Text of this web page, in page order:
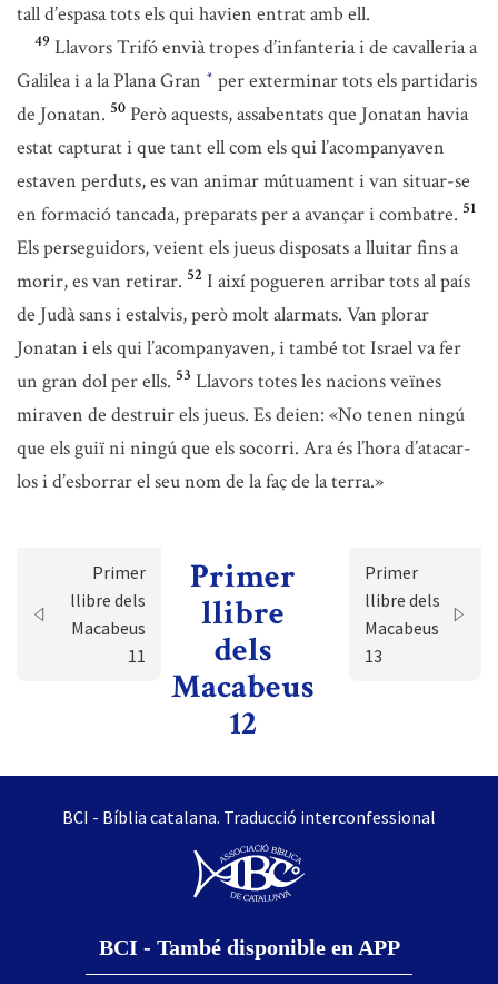
tall d’espasa tots els qui havien entrat amb ell.
49 Llavors Trifó envià tropes d’infanteria i de cavalleria a
Galilea i a la Plana Gran * per exterminar tots els partidaris
de Jonatan. 50 Però aquests, assabentats que Jonatan havia
estat capturat i que tant ell com els qui l’acompanyaven
estaven perduts, es van animar mútuament i van situar-se
en formació tancada, preparats per a avançar i combatre. 51
Els perseguidors, veient els jueus disposats a lluitar fins a
morir, es van retirar. 52 I així pogueren arribar tots al país
de Judà sans i estalvis, però molt alarmats. Van plorar
Jonatan i els qui l’acompanyaven, i també tot Israel va fer
un gran dol per ells. 53 Llavors totes les nacions veïnes
miraven de destruir els jueus. Es deien: «No tenen ningú
que els guiï ni ningú que els socorri. Ara és l’hora d’atacar-
los i d’esborrar el seu nom de la faç de la terra.»
Primer
llibre dels
Macabeus
11
Primer
llibre
dels
Macabeus
12
Primer
llibre dels
Macabeus
13
BCI - Bíblia catalana. Traducció interconfessional
BCI - També disponible en APP